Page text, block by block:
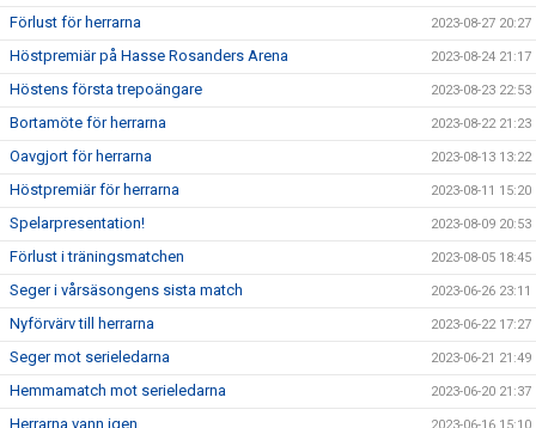
Förlust för herrarna 2023-08-27 20:27
Höstpremiär på Hasse Rosanders Arena 2023-08-24 21:17
Höstens första trepoängare 2023-08-23 22:53
Bortamöte för herrarna 2023-08-22 21:23
Oavgjort för herrarna 2023-08-13 13:22
Höstpremiär för herrarna 2023-08-11 15:20
Spelarpresentation! 2023-08-09 20:53
Förlust i träningsmatchen 2023-08-05 18:45
Seger i vårsäsongens sista match 2023-06-26 23:11
Nyförvärv till herrarna 2023-06-22 17:27
Seger mot serieledarna 2023-06-21 21:49
Hemmamatch mot serieledarna 2023-06-20 21:37
Herrarna vann igen